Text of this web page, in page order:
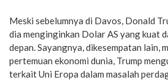
Meski sebelumnya di Davos, Donald
dia menginginkan Dolar AS yang kuat
depan. Sayangnya, dikesempatan lain,
pertemuan ekonomi dunia, Trump
terkait Uni Eropa dalam masalah